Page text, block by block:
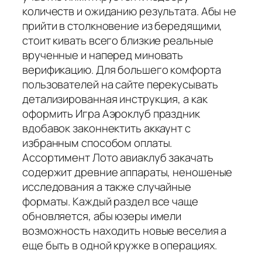
количеств и ожиданию результата. Абы не
прийти в столкновение из бередящими,
стоит кивать всего близкие реальные
врученные и наперед миновать
верификацию. Для большего комфорта
пользователей на сайте перекусывать
детализированная инструкция, а как
оформить Игра Аэроклуб праздник
вдобавок законнектить аккаунт с
избранным способом оплаты.
Ассортимент Лото авиаклуб закачать
содержит древние аппараты, неношеные
исследования а также случайные
форматы. Каждый раздел все чаще
обновляется, абы юзеры имели
возможность находить новые веселия а
еще быть в одной кружке в операциях.